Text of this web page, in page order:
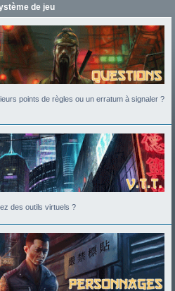
de jeu
points de règles ou un erratum à signaler ?
des outils virtuels ?